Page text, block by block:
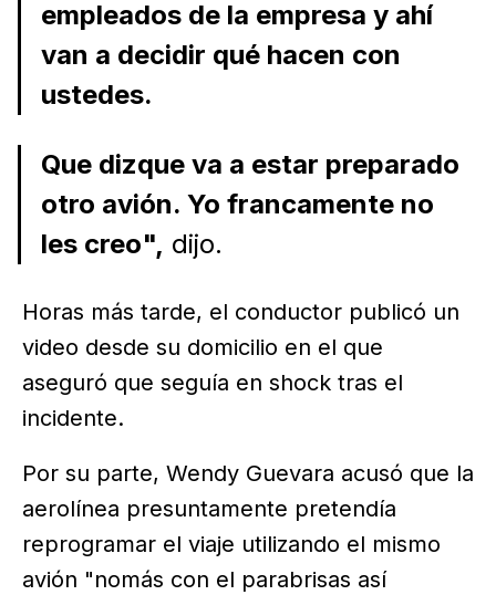
empleados de la empresa y ahí
van a decidir qué hacen con
ustedes.
Que dizque va a estar preparado
otro avión. Yo francamente no
les creo", dijo.
Horas más tarde, el conductor publicó un
video desde su domicilio en el que
aseguró que seguía en shock tras el
incidente.
Por su parte, Wendy Guevara acusó que la
aerolínea presuntamente pretendía
reprogramar el viaje utilizando el mismo
avión "nomás con el parabrisas así